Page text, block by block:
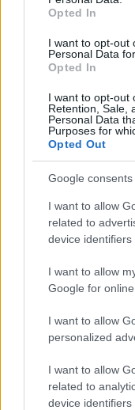
Opted In
I want to opt-out
Personal Data
Opted In
I want to opt-out
Retention, Sale,
Personal Data
Purposes for
Opted Out
Google consents
I want to allow
related to
device identifiers
I want to allow
Google for
I want to allow
personalized
I want to allow
related to
device identifiers
mű is a
Darvas Iván
szerepet,
Még nem. Rémlik
színházban
nézők nélkül, de
nem is néztem
darabot,
Minden
bonthatnánk ki,
a szeptember 24-
előadást, aztán
Mennyire kell
megmutassa
élményekből építi
Nagyjából a saját
ezeket az
élményem, azt
létrehívni. A